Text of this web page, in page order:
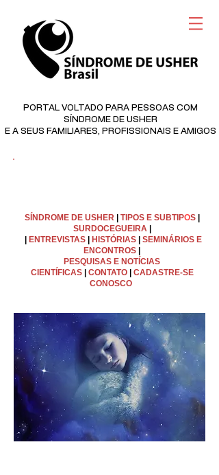
PORTAL VOLTADO PARA PESSOAS COM
SÍNDROME DE USHER
E A SEUS FAMILIARES, PROFISSIONAIS E AMIGOS
©
SÍNDROME DE USHER TIPOS E SUBTIPOS
SURDOCEGUEIRA
ENTREVISTAS HISTÓRIAS| SEMINÁRIOS E
ENCONTROS
PESQUISAS E NOTÍCIAS
CIENTÍFICAS
CONTATO
CADASTRE-SE
CONOSCO